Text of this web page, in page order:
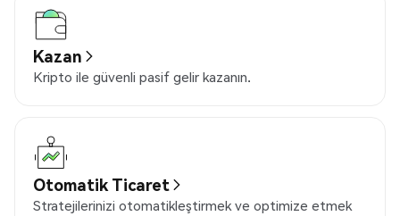
Kazan
Kripto ile güvenli pasif gelir kazanın.
Otomatik Ticaret
Stratejilerinizi otomatikleştirmek ve optimize etmek